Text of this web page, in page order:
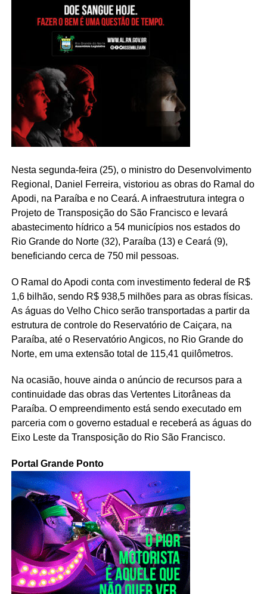
Nesta segunda-feira (25), o ministro do Desenvolvimento
Regional, Daniel Ferreira, vistoriou as obras do Ramal do
Apodi, na Paraíba e no Ceará. A infraestrutura integra o
Projeto de Transposição do São Francisco e levará
abastecimento hídrico a 54 municípios nos estados do
Rio Grande do Norte (32), Paraíba (13) e Ceará (9),
beneficiando cerca de 750 mil pessoas.
O Ramal do Apodi conta com investimento federal de R$
1,6 bilhão, sendo R$ 938,5 milhões para as obras físicas.
As águas do Velho Chico serão transportadas a partir da
estrutura de controle do Reservatório de Caiçara, na
Paraíba, até o Reservatório Angicos, no Rio Grande do
Norte, em uma extensão total de 115,41 quilômetros.
Na ocasião, houve ainda o anúncio de recursos para a
continuidade das obras das Vertentes Litorâneas da
Paraíba. O empreendimento está sendo executado em
parceria com o governo estadual e receberá as águas do
Eixo Leste da Transposição do Rio São Francisco.
Portal Grande Ponto